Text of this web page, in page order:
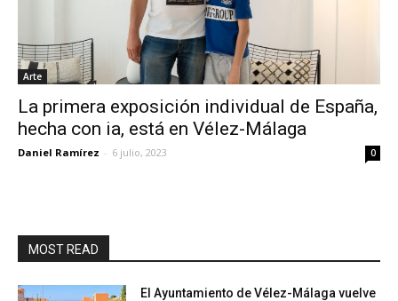
Arte
La primera exposición individual de España,
hecha con ia, está en Vélez-Málaga
Daniel Ramírez - 6 julio, 2023 0
MOST READ
El Ayuntamiento de Vélez-Málaga vuelve